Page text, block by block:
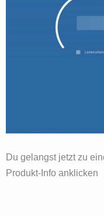
Du gelangst jetzt zu
Produkt-Info anklicken